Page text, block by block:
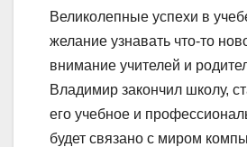
Великолепные успехи в
желание узнавать что-то
внимание учителей и
Владимир закончил школу,
его учебное и
будет связано с миром